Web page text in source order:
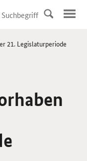
21. Legislaturperiode